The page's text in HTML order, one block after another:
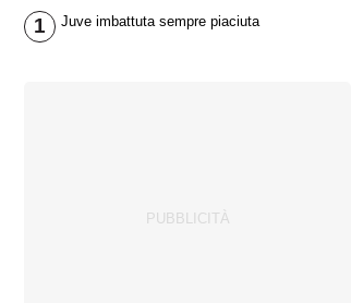
1 Juve imbattuta sempre piaciuta